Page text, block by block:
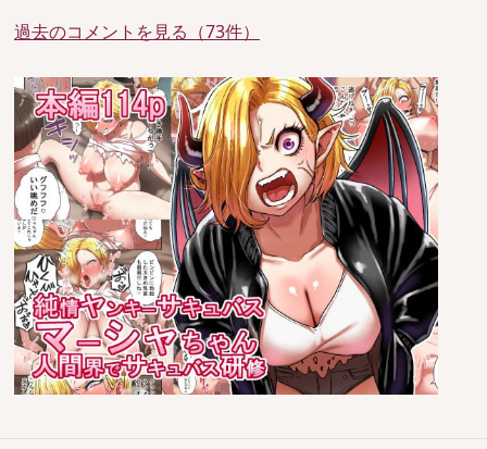
過去のコメントを見る（73件）